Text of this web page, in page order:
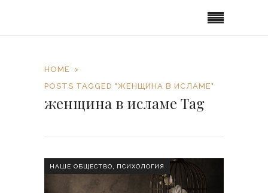
HOME
POSTS TAGGED "ЖЕНЩИНА В ИСЛАМЕ"
женщина в исламе Tag
НАШЕ ОБЩЕСТВО ПСИХОЛОГИЯ